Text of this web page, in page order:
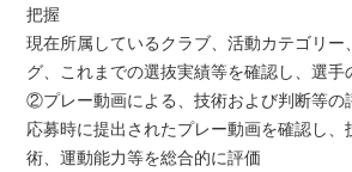
把握
現在所属しているクラブ、活動カテゴリー
グ、これまでの選抜実績等を確認し、選手
②プレー動画による、技術および判断等の
応募時に提出されたプレー動画を確認し
術、運動能力等を総合的に評価